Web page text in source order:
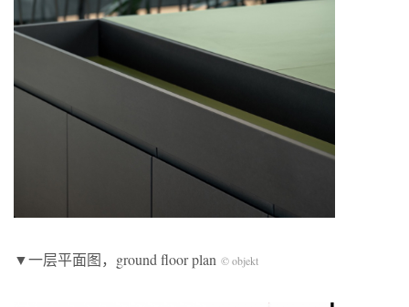
▼一层平面图，ground floor plan © objekt